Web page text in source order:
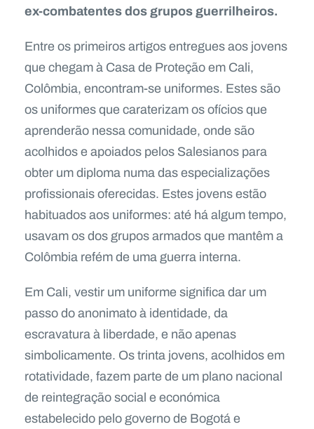
ex-combatentes dos grupos guerrilheiros.
Entre os primeiros artigos entregues aos jovens
que chegam à Casa de Proteção em Cali,
Colômbia, encontram-se uniformes. Estes são
os uniformes que caraterizam os ofícios que
aprenderão nessa comunidade, onde são
acolhidos e apoiados pelos Salesianos para
obter um diploma numa das especializações
profissionais oferecidas. Estes jovens estão
habituados aos uniformes: até há algum tempo,
usavam os dos grupos armados que mantêm a
Colômbia refém de uma guerra interna.
Em Cali, vestir um uniforme significa dar um
passo do anonimato à identidade, da
escravatura à liberdade, e não apenas
simbolicamente. Os trinta jovens, acolhidos em
rotatividade, fazem parte de um plano nacional
de reintegração social e económica
estabelecido pelo governo de Bogotá e